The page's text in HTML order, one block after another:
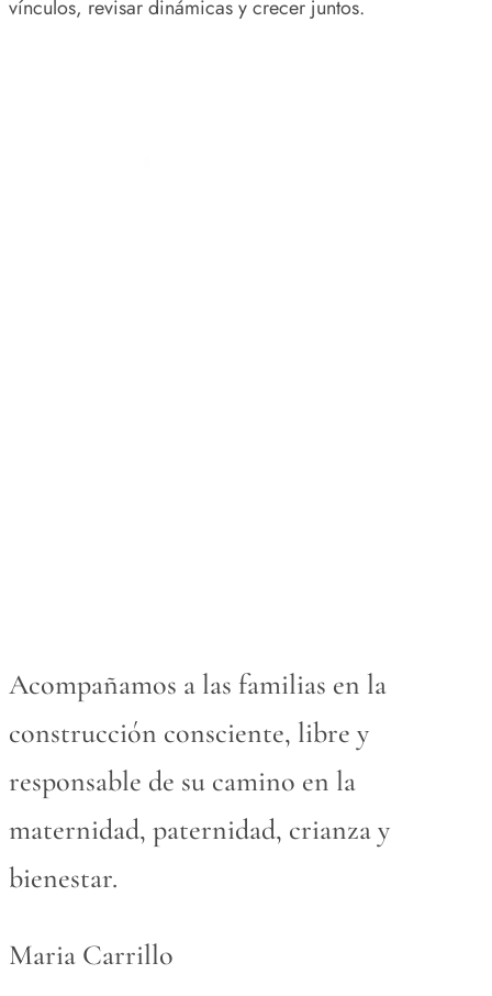
vínculos, revisar dinámicas y crecer juntos.
Acompañamos a las familias en la
construcción consciente, libre y
responsable de su camino en la
maternidad, paternidad, crianza y
bienestar.
Maria Carrillo